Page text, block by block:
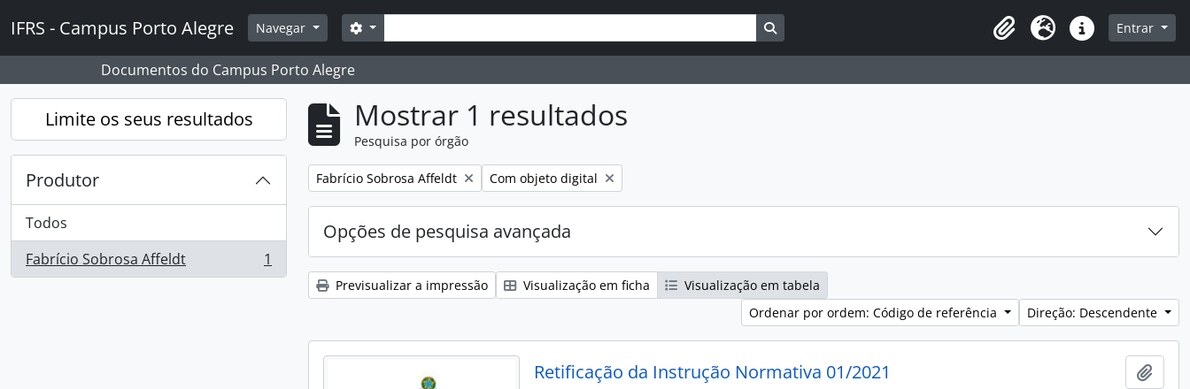
IFRS - Campus Porto Alegre Navegar Pesquisar
Opções de busca Busque na página de navegação
Idioma Ligações rápidas
Entrar
Documentos do Campus Porto Alegre
Limite os seus resultados
Produtor
Todos
Fabrício Sobrosa Affeldt
, 1 resultados 1
Mostrar 1 resultados
Pesquisa por órgão
Remover filtro:
Fabrício Sobrosa Affeldt Remover filtro:
Com objeto digital
Opções de pesquisa avançada
Previsualizar a impressão Visualização em ficha
Visualização em tabela
Ordenar por ordem: Código de referência
Direção: Descendente
Retificação da Instrução Normativa 01/2021